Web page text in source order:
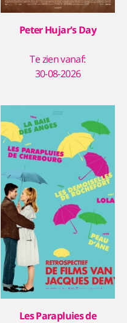
Peter Hujar's Day
Te zien vanaf:
30-08-2026
Les Parapluies de